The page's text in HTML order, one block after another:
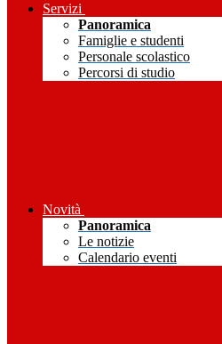
Servizi
Panoramica
Famiglie e studenti
Personale scolastico
Percorsi di studio
Novità
Panoramica
Le notizie
Calendario eventi